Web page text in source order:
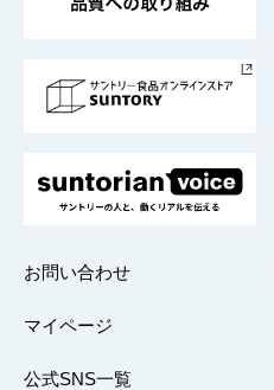
採用情報
お問い合わせ
マイページ
公式SNS一覧